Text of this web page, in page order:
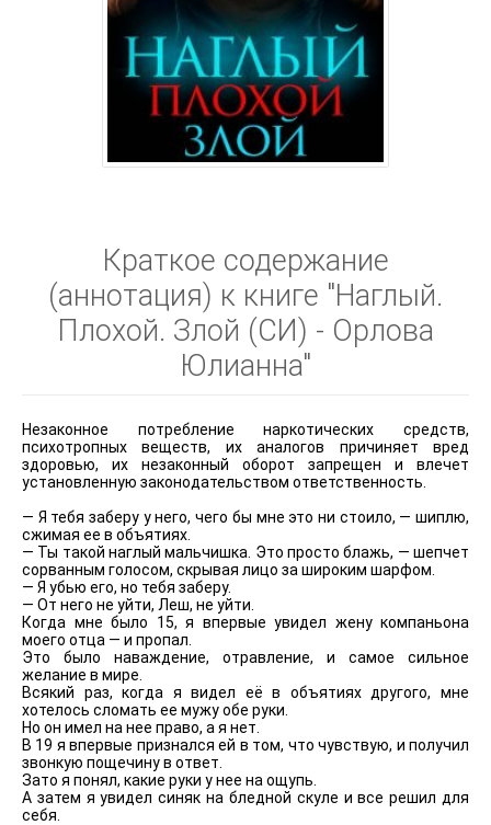
Краткое содержание
(аннотация) к книге "Наглый.
Плохой. Злой (СИ) - Орлова
Юлианна"
Незаконное потребление наркотических средств,
психотропных веществ, их аналогов причиняет вред
здоровью, их незаконный оборот запрещен и влечет
установленную законодательством ответственность.
— Я тебя заберу у него, чего бы мне это ни стоило, — шиплю,
сжимая ее в объятиях.
— Ты такой наглый мальчишка. Это просто блажь, — шепчет
сорванным голосом, скрывая лицо за широким шарфом.
— Я убью его, но тебя заберу.
— От него не уйти, Леш, не уйти.
Когда мне было 15, я впервые увидел жену компаньона
моего отца — и пропал.
Это было наваждение, отравление, и самое сильное
желание в мире.
Всякий раз, когда я видел её в объятиях другого, мне
хотелось сломать ее мужу обе руки.
Но он имел на нее право, а я нет.
В 19 я впервые признался ей в том, что чувствую, и получил
звонкую пощечину в ответ.
Зато я понял, какие руки у нее на ощупь.
А затем я увидел синяк на бледной скуле и все решил для
себя.